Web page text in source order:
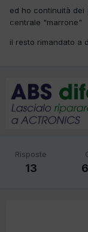
ed ho continuità dei
centrale "marrone"
il resto rimandato a
Risposte
13